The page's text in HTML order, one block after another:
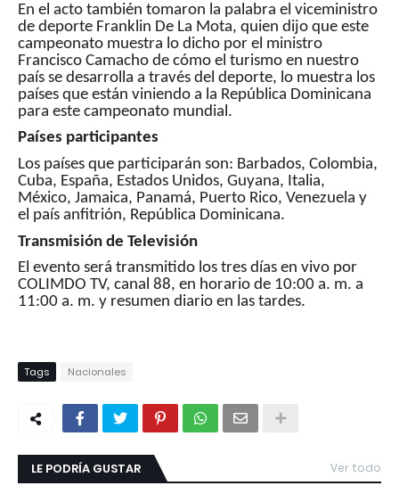
En el acto también tomaron la palabra el viceministro
de deporte Franklin De La Mota, quien dijo que este
campeonato muestra lo dicho por el ministro
Francisco Camacho de cómo el turismo en nuestro
país se desarrolla a través del deporte, lo muestra los
países que están viniendo a la República Dominicana
para este campeonato mundial.
Países participantes
Los países que participarán son: Barbados, Colombia,
Cuba, España, Estados Unidos, Guyana, Italia,
México, Jamaica, Panamá, Puerto Rico, Venezuela y
el país anfitrión, República Dominicana.
Transmisión de Televisión
El evento será transmitido los tres días en vivo por
COLIMDO TV, canal 88, en horario de 10:00 a. m. a
11:00 a. m. y resumen diario en las tardes.
Tags Nacionales
LE PODRÍA GUSTAR Ver todo